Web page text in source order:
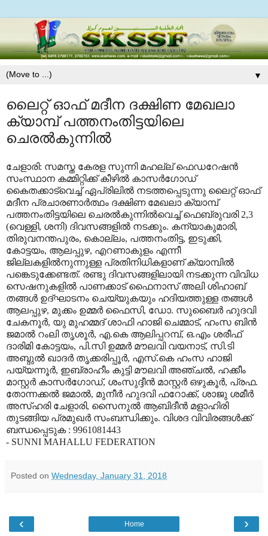
▼
ലൈറ്റ് ഓഫ് മദീന ദക്ഷിണ മേഖലാ
ക്യാമ്പ് പത്തനംതിട്ടയിലെ
ചെരല്‍കുന്നില്‍
ചേളാരി: സമസ്ത കേരള സുന്നി മഹല്ല് ഫെഡറേഷന്‍
സംസ്ഥാന കമ്മിറ്റിക്ക് കീഴില്‍ കാസര്‍ഗോഡ്
കൈതക്കാട്‌വെച്ച് ഏപ്രിലില്‍ നടത്തപ്പെടുന്നു ലൈറ്റ് ഓഫ്
മദീന പ്രചാരണാര്‍ത്ഥം ദക്ഷിണ മേഖലാ ക്യാമ്പ്
പത്തനംതിട്ടയിലെ ചെരല്‍കുന്നില്‍വെച്ച് ഫെബ്രുവരി 2,3
(വെള്ളി, ശനി) ദിവസങ്ങളില്‍ നടക്കും. കന്യാകുമാരി,
തിരുവനന്തപുരം, കൊല്ലം, പത്തനംതിട്ട, ഇടുക്കി,
കോട്ടയം, ആലപ്പുഴ, എറണാകുളം എന്നീ
ജില്ലകളില്‍നുന്നുള്ള പ്രതിനിധികളാണ് ക്യാമ്പില്‍
പങ്കെടുക്കേണ്ടത്. രണ്ടു ദിവസങ്ങളിലായി നടക്കുന്ന വിവിധ
സെഷനുകളില്‍ പാണക്കാട് ഫൈനാസ് അലി ശിഹാബ്
തങ്ങള്‍ ഉദ്ഘാടനം ചെയ്യുകയും ഹദിയത്തുള്ള തങ്ങള്‍
ആലപ്പുഴ, മുക്കം ഉമ്മര്‍ ഫൈസി, ഡോ. സുബൈര്‍ ഹുദവി
ചേകനൂര്‍, യു മുഹമ്മദ് ശാഫി ഹാജി ചെമ്മാട്, ഹംസ ബിന്‍
ജമാല്‍ റംലി തൃശൂര്‍, എ.കെ ആലിപ്പറമ്പ്, ഒ.എം ശരീഫ്
ദാരിമി കോട്ടയം, പി.സി ഉമ്മര്‍ മൗലവി വയനാട്, സി.ടി
അബ്ദുല്‍ ഖാദര്‍ തൃക്കരിപ്പൂര്‍, എസ്.കെ ഹംസ ഹാജി
പയ്യന്നൂര്‍, ഇബ്രാഹീം കുട്ടി മൗലവി അഞ്ചല്‍, ഹക്കീം
മാസ്റ്റര്‍ കാസര്‍ഗോഡ്, ശംസുദ്ദീന്‍ മാസ്റ്റര്‍ ഒഴുകൂര്‍, പ്രഫ.
തോന്നക്കല്‍ ജമാല്‍, മുനീര്‍ ഹുദവി ഫറോക്ക്, ശാജു ശമീര്‍
അസ്ഹരി ചേളാരി, സൈനുല്‍ ആബിദീന്‍ മളാഹിരി
തുടങ്ങിയ പ്രമുഖര്‍ സംബന്ധിക്കും. വിശദ വിവിരങ്ങള്‍ക്ക്
ബന്ധപ്പെടുക : 9961081443
- SUNNI MAHALLU FEDERATION
Posted on Wednesday, January 31, 2018
‹ ›
Home